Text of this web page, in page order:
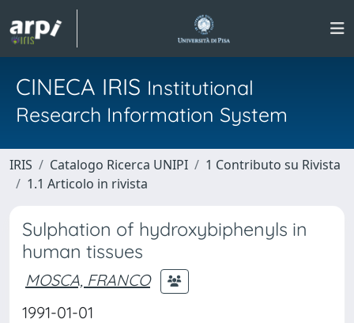
CINECA IRIS Institutional
Research Information System
IRIS Catalogo Ricerca UNIPI
1 Contributo su Rivista
1.1 Articolo in rivista
Sulphation of hydroxybiphenyls in
human tissues
MOSCA, FRANCO
1991-01-01